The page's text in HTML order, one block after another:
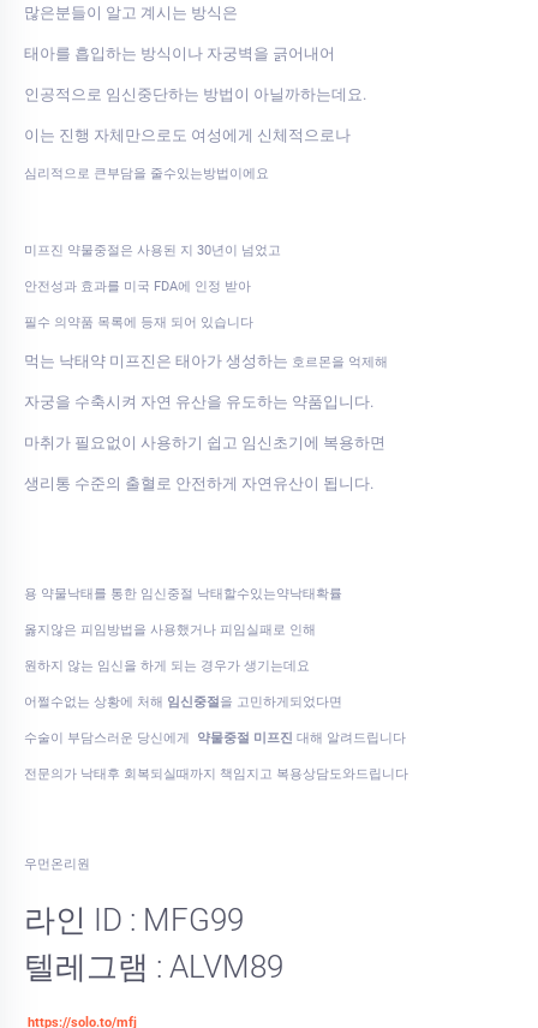
많은분들이 알고 계시는 방식은
태아를 흡입하는 방식이나 자궁벽을 긁어내어
인공적으로 임신중단하는 방법이 아닐까하는데요.
이는 진행 자체만으로도 여성에게 신체적으로나
심리적으로 큰부담을 줄수있는방법이에요
미프진 약물중절은 사용된 지 30년이 넘었고
안전성과 효과를 미국 FDA에 인정 받아
필수 의약품 목록에 등재 되어 있습니다
먹는 낙태약 미프진은 태아가 생성하는 호르몬을 억제해
자궁을 수축시켜 자연 유산을 유도하는 약품입니다.
마취가 필요없이 사용하기 쉽고 임신초기에 복용하면
생리통 수준의 출혈로 안전하게 자연유산이 됩니다.
용 약물낙태를 통한 임신중절 낙태할수있는약낙태확률
옳지않은 피임방법을 사용했거나 피임실패로 인해
원하지 않는 임신을 하게 되는 경우가 생기는데요
어쩔수없는 상황에 처해 임신중절을 고민하게되었다면
수술이 부담스러운 당신에게 약물중절 미프진 대해 알려드립니다
전문의가 낙태후 회복되실때까지 책임지고 복용상담도와드립니다
우먼온리원
라인 ID : MFG99
텔레그램 : ALVM89
https://solo.to/mfj